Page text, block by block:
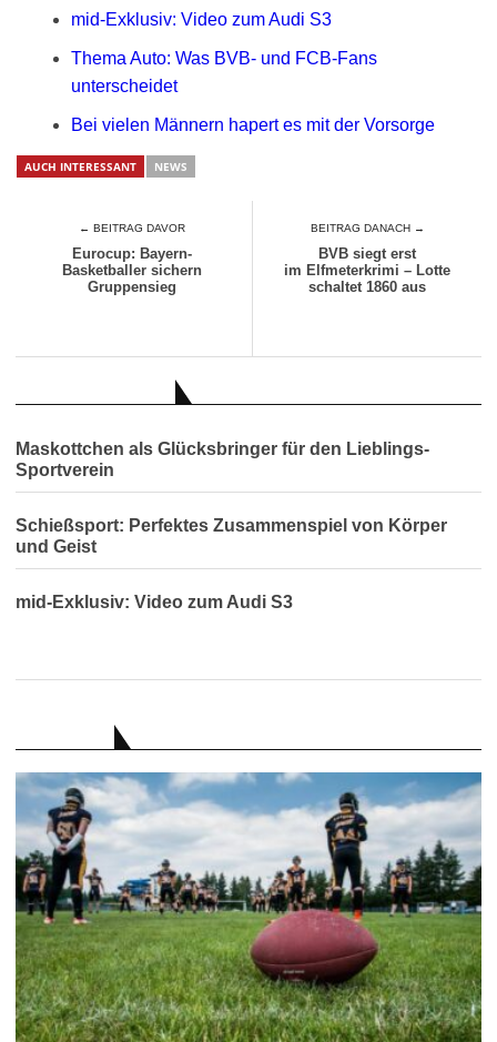
mid-Exklusiv: Video zum Audi S3
Thema Auto: Was BVB- und FCB-Fans
unterscheidet
Bei vielen Männern hapert es mit der Vorsorge
AUCH INTERESSANT NEWS
← BEITRAG DAVOR
Eurocup: Bayern-
Basketballer sichern
Gruppensieg
BEITRAG DANACH →
BVB siegt erst
im Elfmeterkrimi – Lotte
schaltet 1860 aus
Maskottchen als Glücksbringer für den Lieblings-
Sportverein
Schießsport: Perfektes Zusammenspiel von Körper
und Geist
mid-Exklusiv: Video zum Audi S3